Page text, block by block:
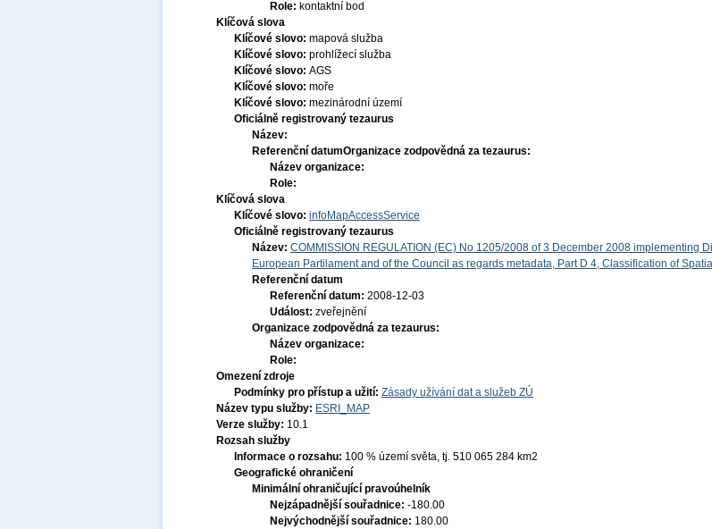
Role: kontaktní bod
Klíčová slova
Klíčové slovo: mapová služba
Klíčové slovo: prohlížecí služba
Klíčové slovo: AGS
Klíčové slovo: moře
Klíčové slovo: mezinárodní území
Oficiálně registrovaný tezaurus
Název:
Referenční datumOrganizace zodpovědná za tezaurus:
Název organizace:
Role:
Klíčová slova
Klíčové slovo: infoMapAccessService
Oficiálně registrovaný tezaurus
Název: COMMISSION REGULATION (EC) No 1205/2008 of 3 December 2008 implementing
European Partilament and of the Council as regards metadata, Part D 4, Classification of
Referenční datum
Referenční datum: 2008-12-03
Událost: zveřejnění
Organizace zodpovědná za tezaurus:
Název organizace:
Role:
Omezení zdroje
Podmínky pro přístup a užití: Zásady užívání dat a služeb ZÚ
Název typu služby: ESRI_MAP
Verze služby: 10.1
Rozsah služby
Informace o rozsahu: 100 % území světa, tj. 510 065 284 km2
Geografické ohraničení
Minimální ohraničující pravoúhelník
Nejzápadnější souřadnice: -180.00
Nejvýchodnější souřadnice: 180.00